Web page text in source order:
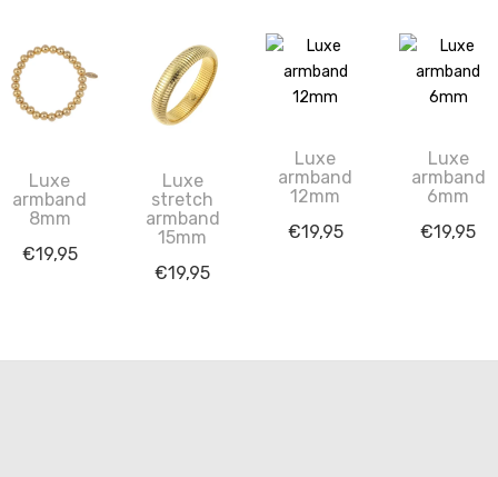
Luxe
armband
8mm
€19,95
Luxe
stretch
armband
15mm
€19,95
Luxe
armband
12mm
€19,95
Luxe
armband
6mm
€19,95